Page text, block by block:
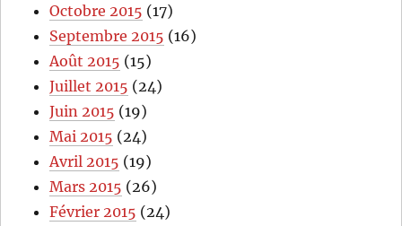
Octobre 2015 (17)
Septembre 2015 (16)
Août 2015 (15)
Juillet 2015 (24)
Juin 2015 (19)
Mai 2015 (24)
Avril 2015 (19)
Mars 2015 (26)
Février 2015 (24)